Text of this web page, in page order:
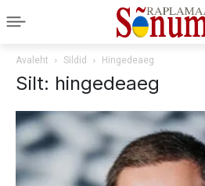
Avaleht Sildid Hingedeaeg
Silt: hingedeaeg